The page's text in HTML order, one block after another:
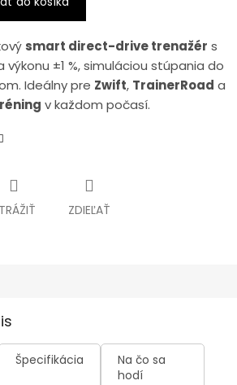
smart direct-drive trenažér s
±1 %, simuláciou stúpania do
Ideálny pre Zwift, TrainerRoad a
v každom počasí.
ZDIEĽAŤ
Špecifikácia
Na čo sa
hodí